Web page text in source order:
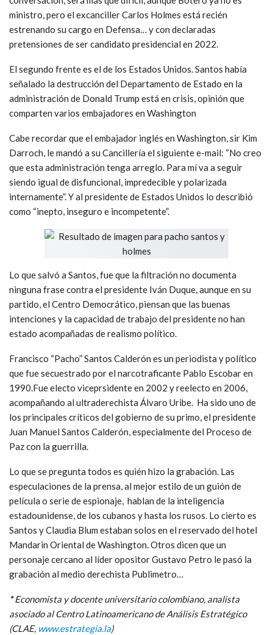
ministro, pero el excanciller Carlos Holmes está recién
estrenando su cargo en Defensa… y con declaradas
pretensiones de ser candidato presidencial en 2022.
El segundo frente es el de los Estados Unidos. Santos había
señalado la destrucción del Departamento de Estado en la
administración de Donald Trump está en crisis, opinión que
comparten varios embajadores en Washington
Cabe recordar que el embajador inglés en Washington, sir Kim
Darroch, le mandó a su Cancillería el siguiente e-mail: “No creo
que esta administración tenga arreglo. Para mí va a seguir
siendo igual de disfuncional, impredecible y polarizada
internamente”. Y al presidente de Estados Unidos lo describió
como “inepto, inseguro e incompetente”.
Lo que salvó a Santos, fue que la filtración no documenta
ninguna frase contra el presidente Iván Duque, aunque en su
partido, el Centro Democrático, piensan que las buenas
intenciones y la capacidad de trabajo del presidente no han
estado acompañadas de realismo político.
Francisco “Pacho” Santos Calderón es un periodista y político
que fue secuestrado por el narcotraficante Pablo Escobar en
1990.Fue electo viceprsidente en 2002 y reelecto en 2006,
acompañando al ultraderechista Álvaro Uribe. Ha sido uno de
los principales críticos del gobierno de su primo, el presidente
Juan Manuel Santos Calderón, especialmente del Proceso de
Paz con la guerrilla.
Lo que se pregunta todos es quién hizo la grabación. Las
especulaciones de la prensa, al mejor estilo de un guión de
película o serie de espionaje, hablan de la inteligencia
estadounidense, de los cubanos y hasta los rusos. Lo cierto es
Santos y Claudia Blum estaban solos en el reservado del hotel
Mandarin Oriental de Washington. Otros dicen que un
personaje cercano al líder opositor Gustavo Petro le pasó la
grabación al medio derechista Publimetro…
*Economista y docente universitario colombiano, analista
asociado al Centro Latinoamericano de Análisis Estratégico
(CLAE, www.estrategia.la)